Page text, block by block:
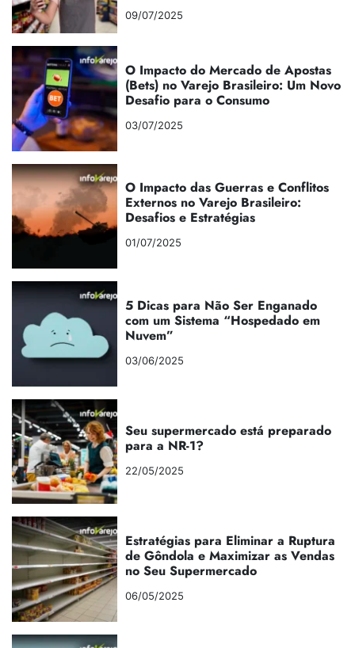
09/07/2025
O Impacto do Mercado de Apostas
(Bets) no Varejo Brasileiro: Um Novo
Desafio para o Consumo
03/07/2025
O Impacto das Guerras e Conflitos
Externos no Varejo Brasileiro:
Desafios e Estratégias
01/07/2025
5 Dicas para Não Ser Enganado
com um Sistema “Hospedado em
Nuvem”
03/06/2025
Seu supermercado está preparado
para a NR-1?
22/05/2025
Estratégias para Eliminar a Ruptura
de Gôndola e Maximizar as Vendas
no Seu Supermercado
06/05/2025